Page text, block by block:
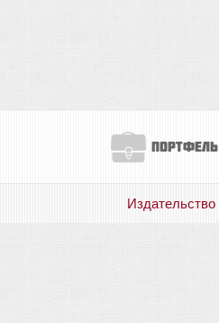
портфель
Издательство